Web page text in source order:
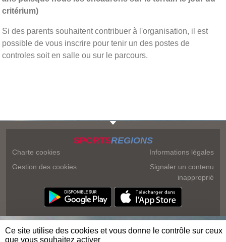
critérium)
Si des parents souhaitent contribuer à l'organisation, il est
possible de vous inscrire pour tenir un des postes de
controles soit en salle ou sur le parcours.
SPORTSREGIONS
Charte cookies
Gestion des cookies
Informations légales
Signaler un contenu
inapproprié
Ce site utilise des cookies et vous donne le contrôle sur ceux
que vous souhaitez activer